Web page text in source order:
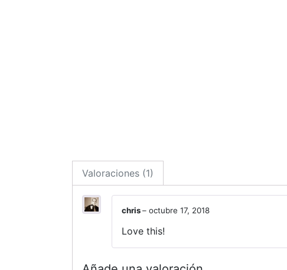
Valoraciones (1)
chris– octubre 17, 2018
Love this!